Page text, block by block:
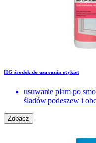
HG środek do usuwania etykiet
usuwanie plam po
śladów podeszew i
Zobacz